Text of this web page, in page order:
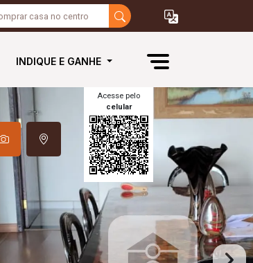
INDIQUE E GANHE
Acesse pelo
celular